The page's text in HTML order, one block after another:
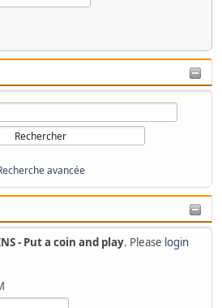
avancée
- Put a coin and play. Please login